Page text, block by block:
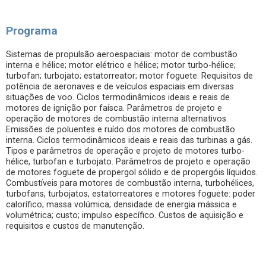
Programa
Sistemas de propulsão aeroespaciais: motor de combustão
interna e hélice; motor elétrico e hélice; motor turbo-hélice;
turbofan; turbojato; estatorreator; motor foguete. Requisitos de
potência de aeronaves e de veículos espaciais em diversas
situações de voo. Ciclos termodinâmicos ideais e reais de
motores de ignição por faísca. Parâmetros de projeto e
operação de motores de combustão interna alternativos.
Emissões de poluentes e ruído dos motores de combustão
interna. Ciclos termodinâmicos ideais e reais das turbinas a gás.
Tipos e parâmetros de operação e projeto de motores turbo-
hélice, turbofan e turbojato. Parâmetros de projeto e operação
de motores foguete de propergol sólido e de propergóis líquidos.
Combustíveis para motores de combustão interna, turbohélices,
turbofans, turbojatos, estatorreatores e motores foguete: poder
calorífico; massa volúmica; densidade de energia mássica e
volumétrica; custo; impulso específico. Custos de aquisição e
requisitos e custos de manutenção.